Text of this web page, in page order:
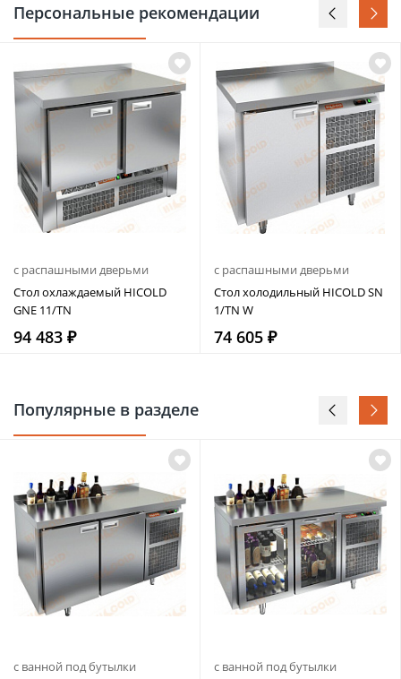
Персональные рекомендации
с распашными дверьми
Стол охлаждаемый HICOLD
GNE 11/TN
94 483 ₽
с распашными дверьми
Стол холодильный HICOLD SN
1/TN W
74 605 ₽
Популярные в разделе
с ванной под бутылки
с ванной под бутылки